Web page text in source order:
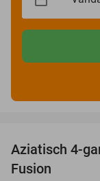
Aziatisch 4-
Fusion